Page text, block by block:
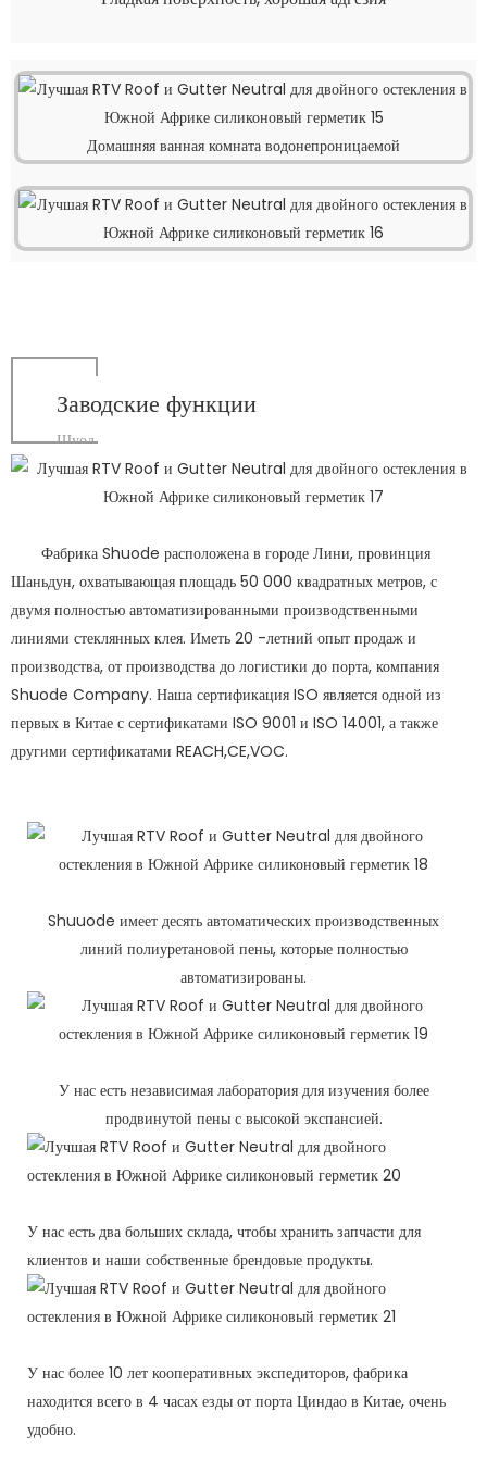
Домашняя ванная комната водонепроницаемой
Заводские функции
Шуод
Фабрика Shuode расположена в городе Лини, провинция
Шаньдун, охватывающая площадь 50 000 квадратных метров, с
двумя полностью автоматизированными производственными
линиями стеклянных клея. Иметь 20 -летний опыт продаж и
производства, от производства до логистики до порта, компания
Shuode Company. Наша сертификация ISO является одной из
первых в Китае с сертификатами ISO 9001 и ISO 14001, а также
другими сертификатами REACH,CE,VOC.
Shuuode имеет десять автоматических производственных
линий полиуретановой пены, которые полностью
автоматизированы.
У нас есть независимая лаборатория для изучения более
продвинутой пены с высокой экспансией.
У нас есть два больших склада, чтобы хранить запчасти для
клиентов и наши собственные брендовые продукты.
У нас более 10 лет кооперативных экспедиторов, фабрика
находится всего в 4 часах езды от порта Циндао в Китае, очень
удобно.